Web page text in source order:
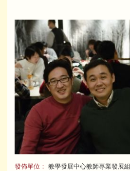
發佈單位： 教學發展中心教師專業發展組